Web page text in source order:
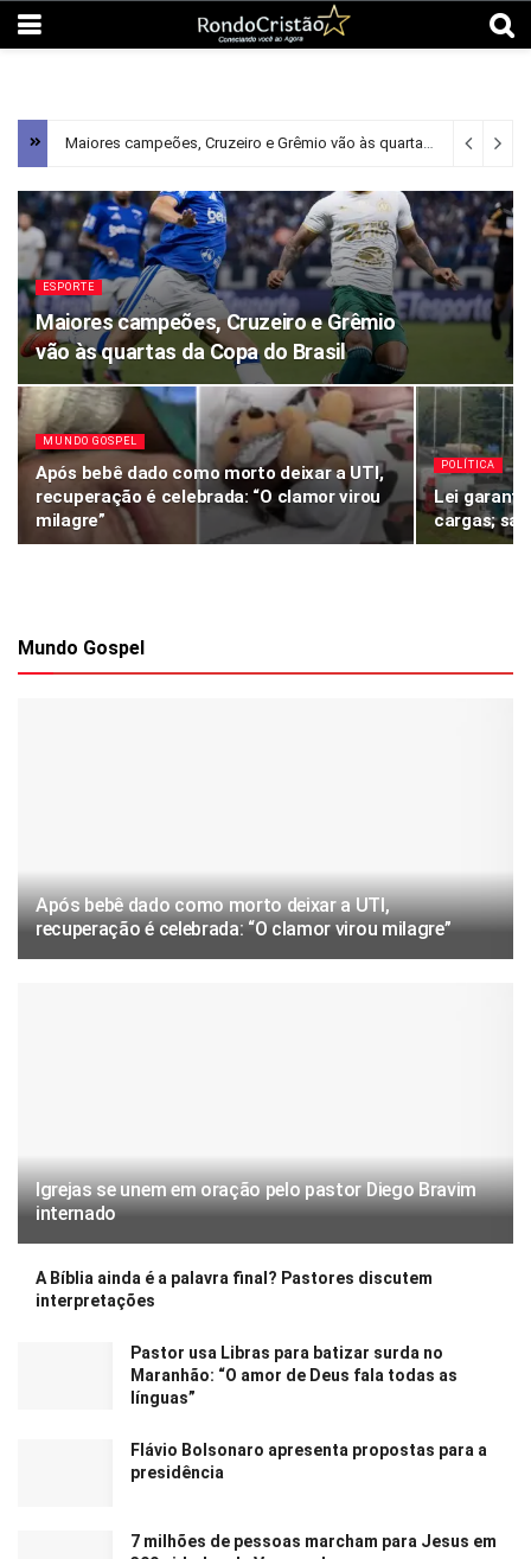
Maiores campeões, Cruzeiro e Grêmio vão às quartas da Copa do Brasil
ESPORTE
Maiores campeões, Cruzeiro e Grêmio
vão às quartas da Copa do Brasil
MUNDO GOSPEL
Após bebê dado como morto deixar a UTI,
recuperação é celebrada: “O clamor virou
milagre”
POLÍTICA
Lei
cargas;
Mundo Gospel
Após bebê dado como morto deixar a UTI,
recuperação é celebrada: “O clamor virou milagre”
Igrejas se unem em oração pelo pastor Diego Bravim
internado
A Bíblia ainda é a palavra final? Pastores discutem
interpretações
Pastor usa Libras para batizar surda no
Maranhão: “O amor de Deus fala todas as
línguas”
Flávio Bolsonaro apresenta propostas para a
presidência
7 milhões de pessoas marcham para Jesus em